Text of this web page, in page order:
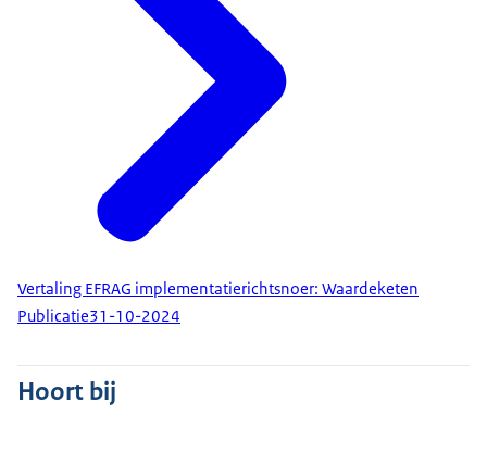
Vertaling EFRAG implementatierichtsnoer: Waardeketen
Publicatie31-10-2024
Hoort bij